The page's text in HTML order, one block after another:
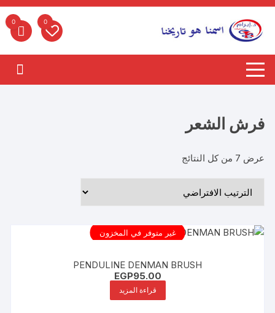
التجاوز
المحتوى
0
0
فرش الشعر
عرض ⁦7⁩ من كل النتائج
غير متوفر في المخزون
PENDULINE DENMAN BRUSH
EGP95.00
قراءة المزيد